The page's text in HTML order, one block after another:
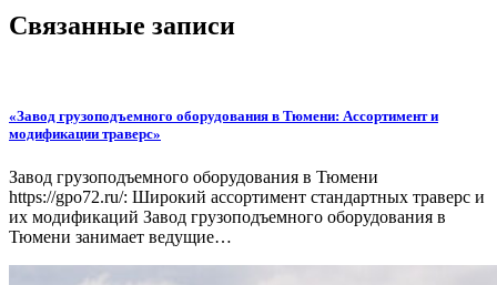
Связанные записи
«Завод грузоподъемного оборудования в Тюмени: Ассортимент и
модификации траверс»
Завод грузоподъемного оборудования в Тюмени
https://gpo72.ru/: Широкий ассортимент стандартных траверс и
их модификаций Завод грузоподъемного оборудования в
Тюмени занимает ведущие…